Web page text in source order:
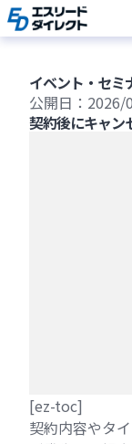
Skip
to
イベント・セミ
公開日：2026/
契約後にキャン
[ez-toc]
契約内容やタ